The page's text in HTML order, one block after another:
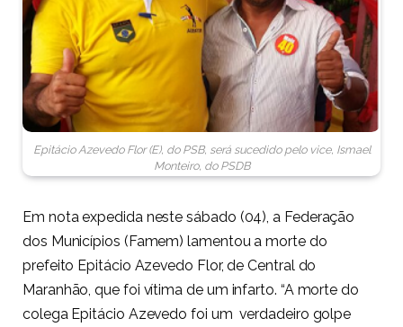
Epitácio Azevedo Flor (E), do PSB, será sucedido pelo vice, Ismael
Monteiro, do PSDB
Em nota expedida neste sábado (04), a Federação
dos Municípios (Famem) lamentou a morte do
prefeito Epitácio Azevedo Flor, de Central do
Maranhão, que foi vítima de um infarto. “A morte do
colega Epitácio Azevedo foi um verdadeiro golpe